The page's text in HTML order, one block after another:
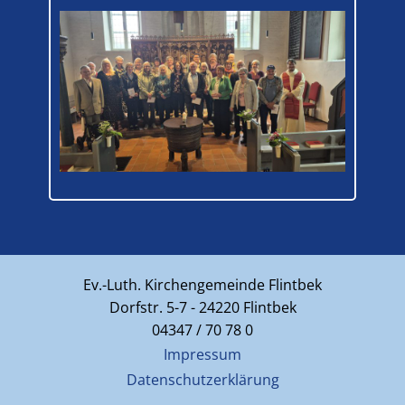
Ev.-Luth. Kirchengemeinde Flintbek
Dorfstr. 5-7 - 24220 Flintbek
04347 / 70 78 0
Impressum
Datenschutzerklärung